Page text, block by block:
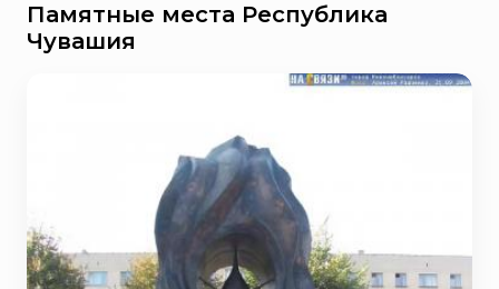
Памятные места Республика
Чувашия